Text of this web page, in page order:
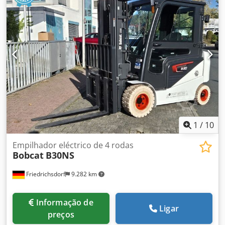
vazio:1.340 kg, comprimento total:1.964 mm, tipo de
transmissão:Elektro , largura de construção: 820 mm,
Empilhador alto Centro de gravidade da carga: 600 Largura
do garfo: 560 mm Tipo de mastro: Triplex Condição:
Camião novo Condição técnica: Novo Tipo de pneus
dianteiros: Poliuretano Pneus dianteiros Condição: 80 -
100% Pneus traseiros Tipo: Poliuretano Condição dos
pneus traseiros: 80 - 100% Bateria Volt: 24V Bateria Ah:
300Ah Tipo de bateria: PzS Dedewzpc Dspfx Aicsck Ano de
fabrico da bateria: 2024 Estado da bateria: 80 - 100% Curso
livre completo, certificado CE, Aquamatics para as células
da bateria
1 / 10
Friedrichsdorf 9.282 km
Empilhador eléctrico de 4 rodas
Bobcat B30NS
preços
Ligar